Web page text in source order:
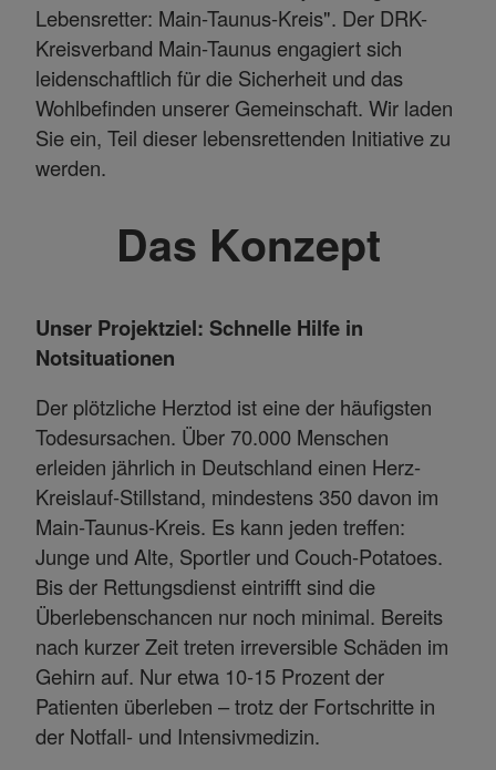
Lebensretter: Main-Taunus-Kreis". Der DRK-
Kreisverband Main-Taunus engagiert sich
leidenschaftlich für die Sicherheit und das
Wohlbefinden unserer Gemeinschaft. Wir laden
Sie ein, Teil dieser lebensrettenden Initiative zu
werden.
Das Konzept
Unser Projektziel: Schnelle Hilfe in
Notsituationen
Der plötzliche Herztod ist eine der häufigsten
Todesursachen. Über 70.000 Menschen
erleiden jährlich in Deutschland einen Herz-
Kreislauf-Stillstand, mindestens 350 davon im
Main-Taunus-Kreis. Es kann jeden treffen:
Junge und Alte, Sportler und Couch-Potatoes.
Bis der Rettungsdienst eintrifft sind die
Überlebenschancen nur noch minimal. Bereits
nach kurzer Zeit treten irreversible Schäden im
Gehirn auf. Nur etwa 10-15 Prozent der
Patienten überleben – trotz der Fortschritte in
der Notfall- und Intensivmedizin.
Name
Matomo Tracking Cookies
Anbieter
Matomo
werden. Erzeugt statistische Daten darüber,
Cookie Name
_pk_id,_pk_ref
Cookie Laufzeit
Infos schließen